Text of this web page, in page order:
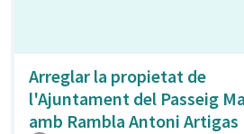
Arreglar la propietat de
l'Ajuntament del Passeig
amb Rambla Antoni Artigas